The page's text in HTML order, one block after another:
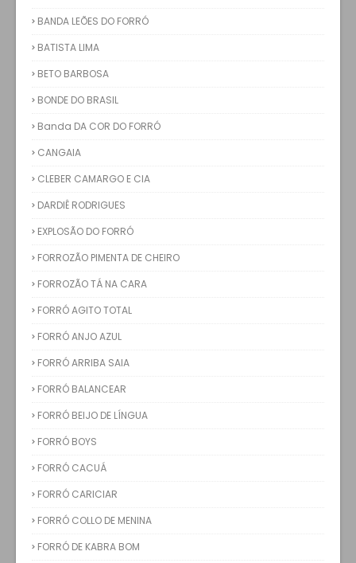
BANDA LEÕES DO FORRÓ
BATISTA LIMA
BETO BARBOSA
BONDE DO BRASIL
Banda DA COR DO FORRÓ
CANGAIA
CLEBER CAMARGO E CIA
DARDIÊ RODRIGUES
EXPLOSÃO DO FORRÓ
FORROZÃO PIMENTA DE CHEIRO
FORROZÃO TÁ NA CARA
FORRÓ AGITO TOTAL
FORRÓ ANJO AZUL
FORRÓ ARRIBA SAIA
FORRÓ BALANCEAR
FORRÓ BEIJO DE LÍNGUA
FORRÓ BOYS
FORRÓ CACUÁ
FORRÓ CARICIAR
FORRÓ COLLO DE MENINA
FORRÓ DE KABRA BOM